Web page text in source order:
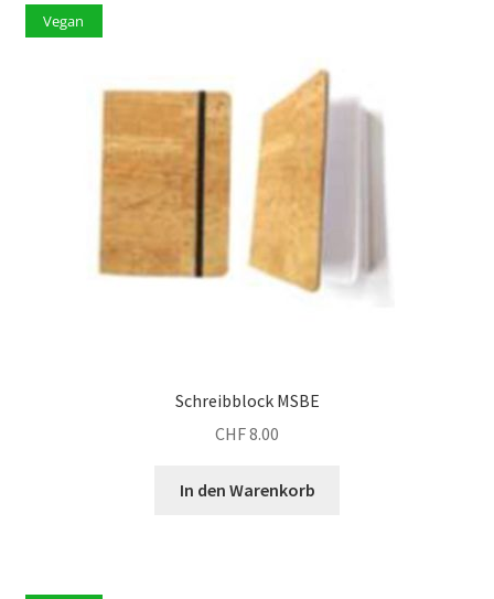
Vegan
Schreibblock MSBE
CHF8.00
In den Warenkorb